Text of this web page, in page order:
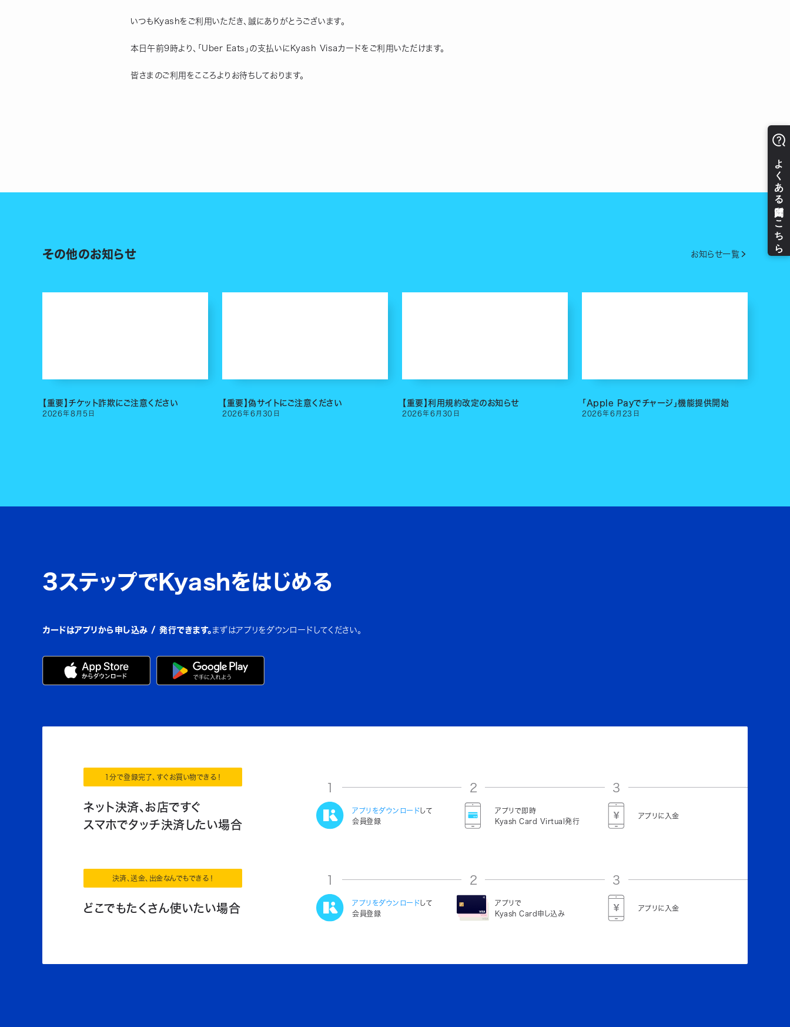
いつもKyashをご利用いただき、誠にありがとうございます。
本日午前9時より、「Uber Eats」の支払いにKyash Visaカードをご利用いただけます。
皆さまのご利用をこころよりお待ちしております。
その他のお知らせ お知らせ一覧
【重要】チケット詐欺にご注意ください
2026年8 月 5 日
【重要】偽サイトにご注意ください
2026年6 月 30 日
【重要】利用規約改定のお知らせ
2026年6 月 30 日
「Apple Payでチャージ」機能提供開始
2026年6 月 23 日
3ステップでKyashをはじめる
カードはアプリから申し込み / 発行できます。 まずはアプリをダウンロードしてください。
1分で登録完了、すぐお買い物できる！
ネット決済、お店ですぐ
スマホでタッチ決済したい場合
1
アプリをダウンロードして
会員登録
2
アプリで即時
Kyash Card Virtual発行
3
アプリに入金
決済、送金、出金なんでもできる！
どこでもたくさん使いたい場合
1
アプリをダウンロードして
会員登録
2
アプリで
Kyash Card申し込み
3
アプリに入金